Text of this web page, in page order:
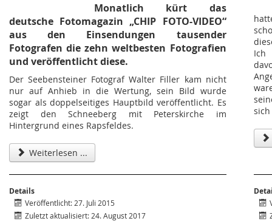
Monatlich kürt das
deutsche Fotomagazin „CHIP FOTO-VIDEO“
aus den Einsendungen tausender
Fotografen die zehn weltbesten Fotografien
und veröffentlicht diese.
Der Seebensteiner Fotograf Walter Filler kam nicht
nur auf Anhieb in die Wertung, sein Bild wurde
sogar als doppelseitiges Hauptbild veröffentlicht. Es
zeigt den Schneeberg mit Peterskirche im
Hintergrund eines Rapsfeldes.
Weiterlesen ...
Ich
Details
Veröffentlicht: 27. Juli 2015
Zuletzt aktualisiert: 24. August 2017